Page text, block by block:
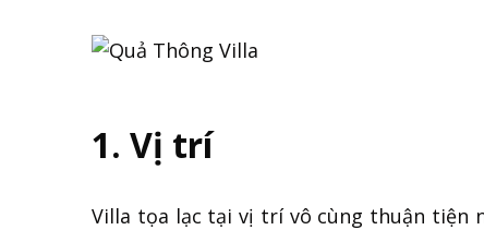
1. Vị trí
Villa tọa lạc tại vị trí vô cùng thuận tiện